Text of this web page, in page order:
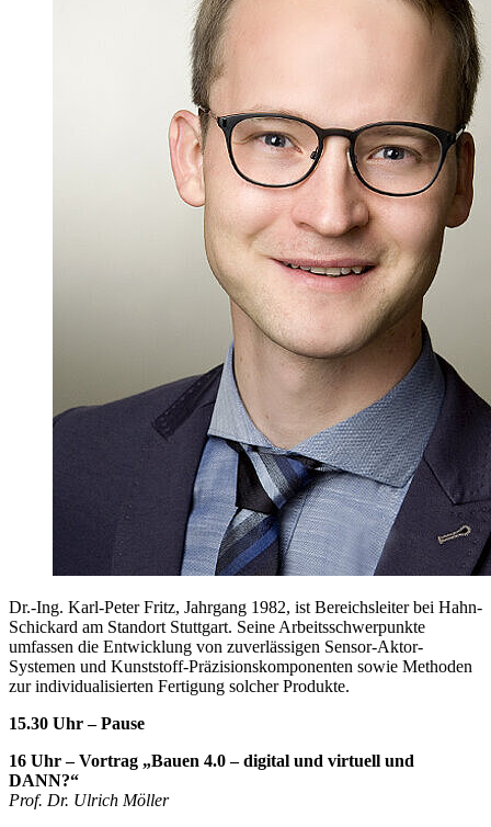
Dr.-Ing. Karl-Peter Fritz, Jahrgang 1982, ist Bereichsleiter bei Hahn-
Schickard am Standort Stuttgart. Seine Arbeitsschwerpunkte
umfassen die Entwicklung von zuverlässigen Sensor-Aktor-
Systemen und Kunststoff-Präzisionskomponenten sowie Methoden
zur individualisierten Fertigung solcher Produkte.
15.30 Uhr – Pause
16 Uhr – Vortrag „Bauen 4.0 – digital und virtuell und
DANN?“
Prof. Dr. Ulrich Möller